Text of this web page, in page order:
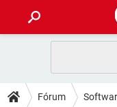
CELULAR
DICAS
Fórum